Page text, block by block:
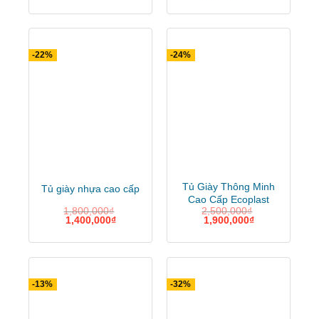
-22%
Tủ giày nhựa cao cấp
1,800,000₫
1,400,000₫
-24%
Tủ Giày Thông Minh
Cao Cấp Ecoplast
(Màu gỗ vàng) –
TM323
2,500,000₫
1,900,000₫
-13% -32%